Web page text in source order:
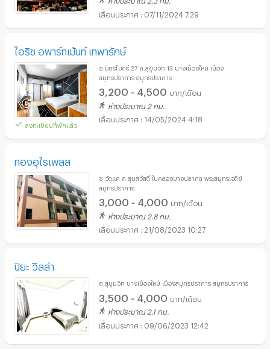
07/11/2024 7:29
ไอริช อพาร์ทเม้นท์ เทพารักษ์
ลงทะเบียนที่พักแล้ว
ซ.มิตรไมตรี 27 ถ.สุขุมวิท 13 บางเมืองใหม่ เมือง
สมุทรปราการ สมุทรปราการ
3,200 - 4,500 บาท/เดือน
ห่างประมาณ 2 กม.
14/05/2024 4:18
ทองอุไรเพลส
ซ.วัดแค ถ.สุขสวัสดิ์ ในคลองบางปลากด พระสมุทรเจดีย์
สมุทรปราการ
3,000 - 4,000 บาท/เดือน
ห่างประมาณ 2.8 กม.
21/08/2023 10:27
ปิยะ วิลล่า
ถ.สุขุมวิท บางเมืองใหม่ เมืองสมุทรปราการ สมุทรปราการ
3,500 - 4,000 บาท/เดือน
ห่างประมาณ 2.1 กม.
09/06/2023 12:42